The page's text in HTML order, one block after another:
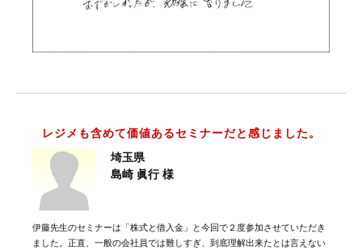
レジメも含めて価値あるセミナーだと感じました。
埼玉県
島崎 眞行 様
伊藤先生のセミナーは「株式と借入金」と今回で２度参加させていただき
ました。正直、一般の会社員では難しすぎ、到底理解出来たとは言えない